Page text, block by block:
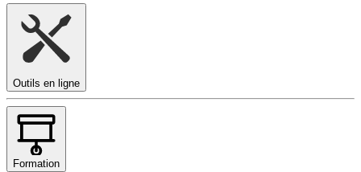
Outils en ligne
Formation